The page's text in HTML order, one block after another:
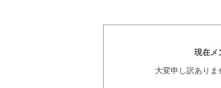
現在メ
大変申し訳あり